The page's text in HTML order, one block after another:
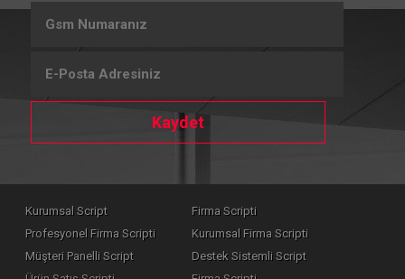
Kaydet
Kurumsal Script
Firma Scripti
Profesyonel Firma Scripti
Kurumsal Firma Scripti
Müşteri Panelli Script
Destek Sistemli Script